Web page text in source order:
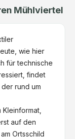
Mühlviertel
wie hier
für technische
findet
rund um
auf den
Ortsschild